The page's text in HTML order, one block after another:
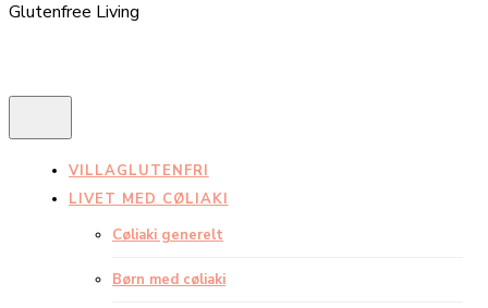
Glutenfree Living
VILLAGLUTENFRI
LIVET MED CØLIAKI
Cøliaki generelt
Børn med cøliaki